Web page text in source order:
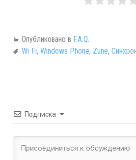
Опубликовано в F.A.Q.
Wi-Fi, Windows Phone, Zune,
Подписка